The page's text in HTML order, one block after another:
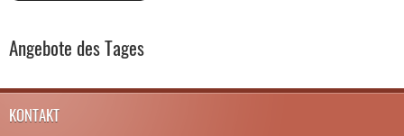
Angebote des Tages
KONTAKT